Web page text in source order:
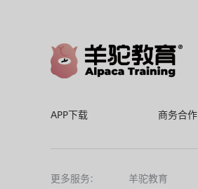
APP下载 商务合作
更多服务: 羊驼教育